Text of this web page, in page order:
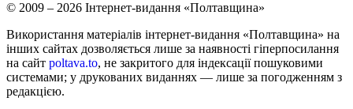
© 2009 – 2026 Інтернет-видання «Полтавщина»
Використання матеріалів інтернет-видання «Полтавщина» на
інших сайтах дозволяється лише за наявності гіперпосилання
на сайт poltava.to, не закритого для індексації пошуковими
системами; у друкованих виданнях — лише за погодженням з
редакцією.